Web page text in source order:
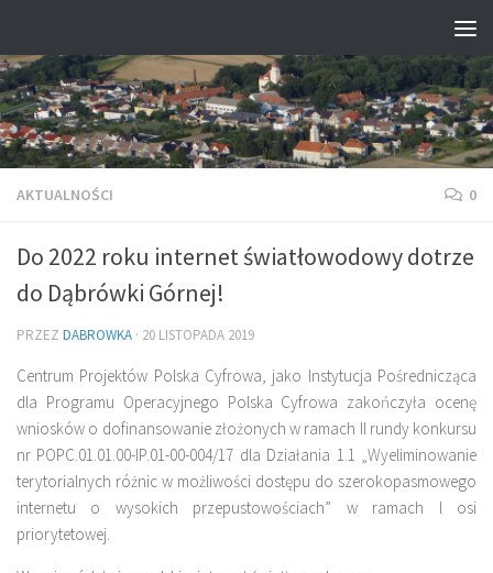
AKTUALNOŚCI 0
Do 2022 roku internet światłowodowy dotrze
do Dąbrówki Górnej!
PRZEZ DABROWKA · 20 LISTOPADA 2019
Centrum Projektów Polska Cyfrowa, jako Instytucja Pośrednicząca
dla Programu Operacyjnego Polska Cyfrowa zakończyła ocenę
wniosków o dofinansowanie złożonych w ramach II rundy konkursu
nr POPC.01.01.00-IP.01-00-004/17 dla Działania 1.1 „Wyeliminowanie
terytorialnych różnic w możliwości dostępu do szerokopasmowego
internetu o wysokich przepustowościach” w ramach I osi
priorytetowej.